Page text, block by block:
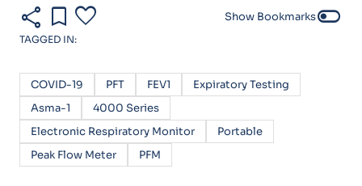
share bookmark favorite Show Bookmarkstoggle_off
TAGGED IN:
COVID-19 PFT FEV1
Expiratory Testing
Asma-1
4000 Series
Electronic Respiratory Monitor
Portable
Peak Flow Meter
PFM